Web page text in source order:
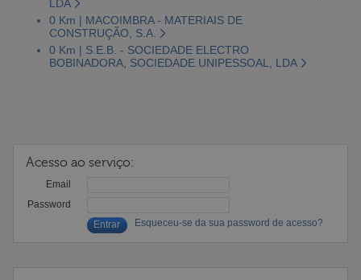
LDA
0 Km | MACOIMBRA - MATERIAIS DE
CONSTRUÇÃO, S.A.
0 Km | S.E.B. - SOCIEDADE ELECTRO
BOBINADORA, SOCIEDADE UNIPESSOAL, LDA
Acesso ao serviço:
Email
Password
Esqueceu-se da sua password de acesso?